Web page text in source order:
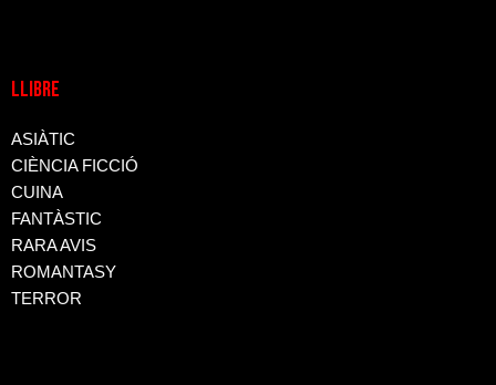
LLIBRE
ASIÀTIC
CIÈNCIA FICCIÓ
CUINA
FANTÀSTIC
RARA AVIS
ROMANTASY
TERROR